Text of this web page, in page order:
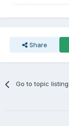
Share
Go to topic listing